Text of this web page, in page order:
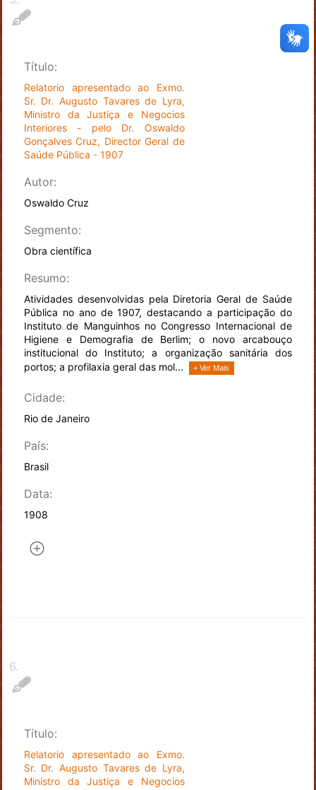
Título:
Relatorio apresentado ao Exmo.
Sr. Dr. Augusto Tavares de Lyra,
Ministro da Justiça e Negocios
Interiores - pelo Dr. Oswaldo
Gonçalves Cruz, Director Geral de
Saúde Pública - 1907
Autor:
Oswaldo Cruz
Segmento:
Obra científica
Resumo:
Atividades desenvolvidas pela Diretoria Geral de Saúde
Pública no ano de 1907, destacando a participação do
Instituto de Manguinhos no Congresso Internacional de
Higiene e Demografia de Berlim; o novo arcabouço
institucional do Instituto; a organização sanitária dos
portos; a profilaxia geral das mol...
+ Ver Mais
Cidade:
Rio de Janeiro
País:
Brasil
Data:
1908
6.
Título:
Relatorio apresentado ao Exmo.
Sr. Dr. Augusto Tavares de Lyra,
Ministro da Justiça e Negocios